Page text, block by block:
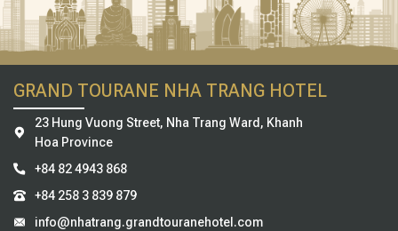
GRAND TOURANE NHA TRANG HOTEL
23 Hung Vuong Street, Nha Trang Ward, Khanh
Hoa Province
+84 82 4943 868
+84 258 3 839 879
info@nhatrang.grandtouranehotel.com